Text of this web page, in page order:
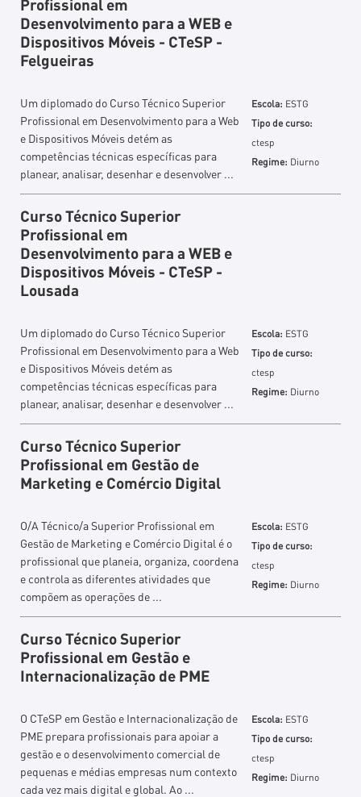
Profissional em
Desenvolvimento para a WEB e
Dispositivos Móveis - CTeSP -
Felgueiras
Um diplomado do Curso Técnico Superior
Profissional em Desenvolvimento para a Web
e Dispositivos Móveis detém as
competências técnicas específicas para
planear, analisar, desenhar e desenvolver ...
Escola: ESTG
Tipo de curso:
ctesp
Regime: Diurno
Curso Técnico Superior
Profissional em
Desenvolvimento para a WEB e
Dispositivos Móveis - CTeSP -
Lousada
Um diplomado do Curso Técnico Superior
Profissional em Desenvolvimento para a Web
e Dispositivos Móveis detém as
competências técnicas específicas para
planear, analisar, desenhar e desenvolver ...
Escola: ESTG
Tipo de curso:
ctesp
Regime: Diurno
Curso Técnico Superior
Profissional em Gestão de
Marketing e Comércio Digital
O/A Técnico/a Superior Profissional em
Gestão de Marketing e Comércio Digital é o
profissional que planeia, organiza, coordena
e controla as diferentes atividades que
compõem as operações de ...
Escola: ESTG
Tipo de curso:
ctesp
Regime: Diurno
Curso Técnico Superior
Profissional em Gestão e
Internacionalização de PME
O CTeSP em Gestão e Internacionalização de
PME prepara profissionais para apoiar a
gestão e o desenvolvimento comercial de
pequenas e médias empresas num contexto
cada vez mais digital e global. Ao ...
Escola: ESTG
Tipo de curso:
ctesp
Regime: Diurno